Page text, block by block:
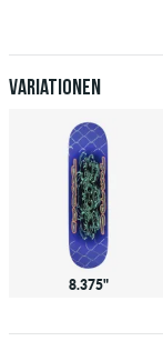
Zahlung.
Variationen
8.375"